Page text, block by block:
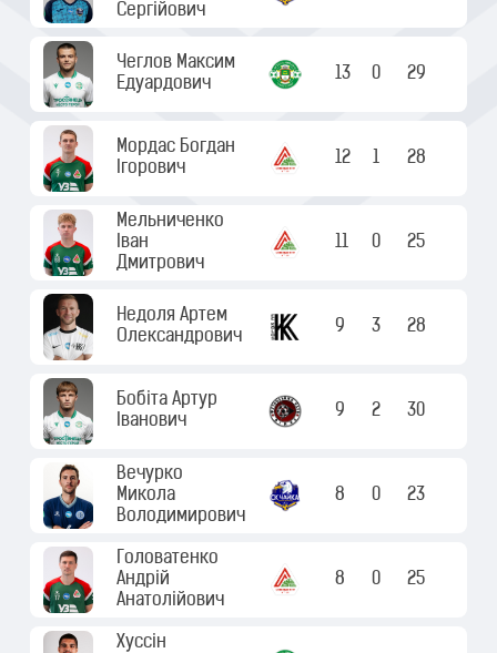
Сергійович
Чеглов Максим
Едуардович
13 0 29
Мордас Богдан
Ігорович
12 1 28
Мельниченко
Іван
Дмитрович
11 0 25
Недоля Артем
Олександрович
9 3 28
Бобіта Артур
Іванович
9 2 30
Вечурко
Микола
Володимирович
8 0 23
Головатенко
Андрій
Анатолійович
8 0 25
Хуссін